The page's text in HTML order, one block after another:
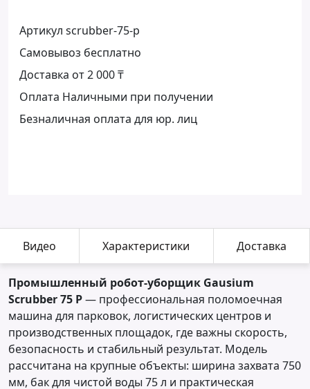
Артикул scrubber-75-p
Самовывоз бесплатно
Доставка от 2 000 ₸
Оплата Наличными при получении
Безналичная оплата для юр. лиц
Видео Характеристики Доставка
Промышленный робот-уборщик Gausium
Scrubber 75 P— профессиональная поломоечная
машина для парковок, логистических центров и
производственных площадок, где важны скорость,
безопасность и стабильный результат. Модель
рассчитана на крупные объекты: ширина захвата 750
мм, бак для чистой воды 75 л и практическая